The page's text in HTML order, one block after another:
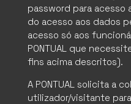
password para
do acesso aos dados
acesso só aos
PONTUAL que
fins acima descritos).
A PONTUAL solicita a
utilizador/visitante